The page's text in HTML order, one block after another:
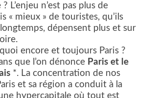
L’enjeu n’est pas plus de
« mieux » de touristes, qu’ils
dépensent plus et sur
encore et toujours Paris ?
que l’on dénonce Paris et le
*. La concentration de nos
et sa région a conduit à la
hypercapitale où tout est